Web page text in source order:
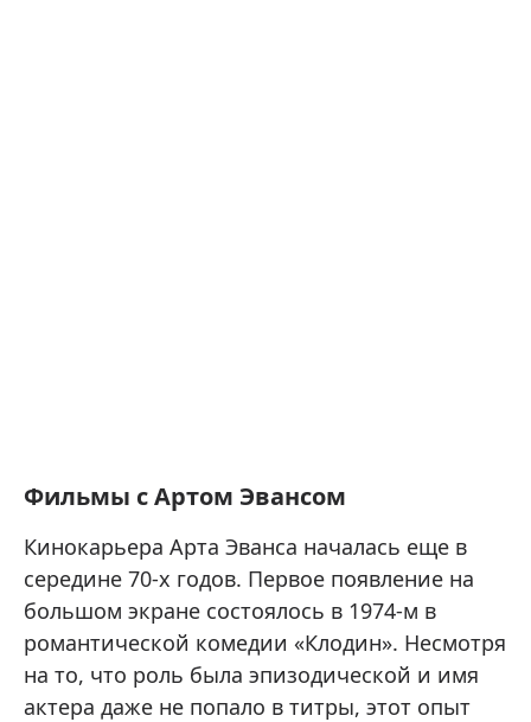
Фильмы с Артом Эвансом
Кинокарьера Арта Эванса началась еще в
середине 70-х годов. Первое появление на
большом экране состоялось в 1974-м в
романтической комедии «Клодин». Несмотря
на то, что роль была эпизодической и имя
актера даже не попало в титры, этот опыт